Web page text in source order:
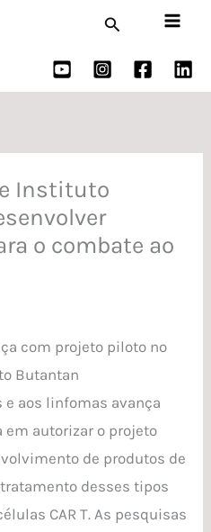
Pesquisar
Instituto
o combate ao
com projeto piloto no
Butantan
e aos linfomas avança
em autorizar o projeto
de produtos de
desses tipos
CAR T. As pesquisas